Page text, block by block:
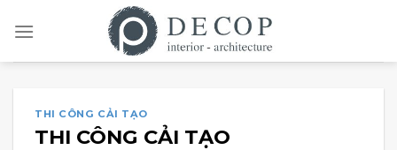
THI CÔNG CẢI TẠO
THI CÔNG CẢI TẠO